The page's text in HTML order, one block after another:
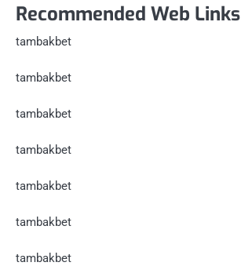
Recommended Web Links
tambakbet
tambakbet
tambakbet
tambakbet
tambakbet
tambakbet
tambakbet